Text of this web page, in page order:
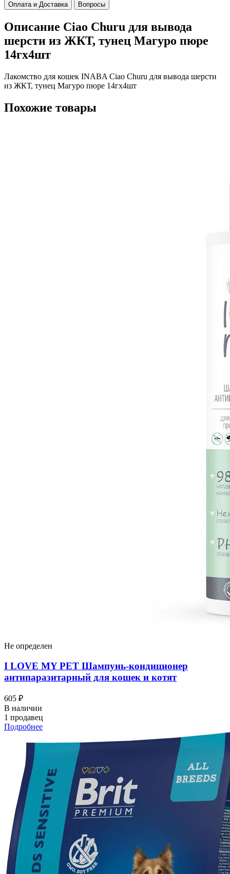
Оплата и Доставка
Вопросы
Описание Ciao Churu для вывода
шерсти из ЖКТ, тунец Магуро пюре
14гх4шт
Лакомство для кошек INABA Ciao Churu для вывода шерсти
из ЖКТ, тунец Магуро пюре 14гх4шт
Похожие товары
Не определен
I LOVЕ MY PET Шампунь-кондиционер
антипаразитарный для кошек и котят
605 ₽
В наличии
1 продавец
Подробнее